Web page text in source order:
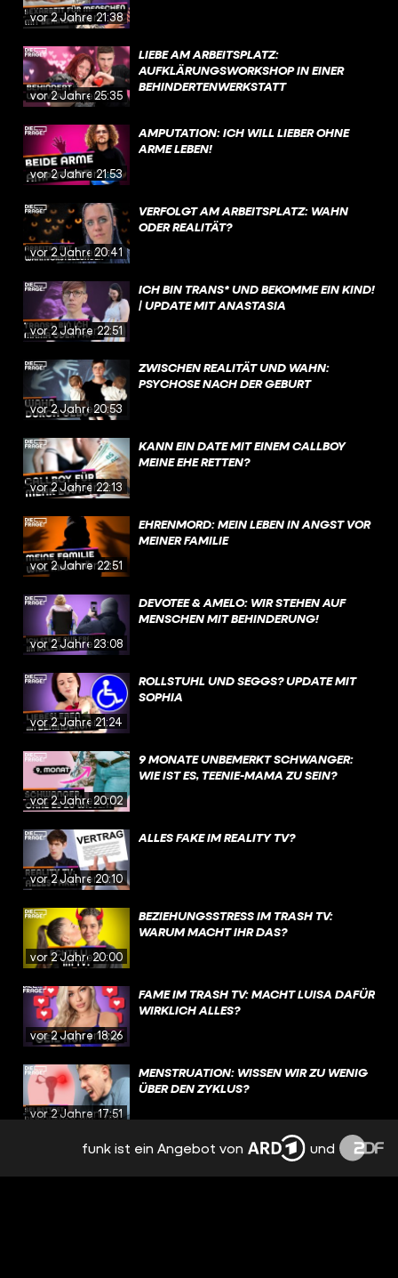
vor 2 Jahren21:38
vor 2 Jahren25:35
LIEBE AM ARBEITSPLATZ:
AUFKLÄRUNGSWORKSHOP IN EINER
BEHINDERTENWERKSTATT
vor 2 Jahren21:53
AMPUTATION: ICH WILL LIEBER OHNE
ARME LEBEN!
vor 2 Jahren20:41
VERFOLGT AM ARBEITSPLATZ: WAHN
ODER REALITÄT?
vor 2 Jahren22:51
ICH BIN TRANS* UND BEKOMME EIN KIND!
| UPDATE MIT ANASTASIA
vor 2 Jahren20:53
ZWISCHEN REALITÄT UND WAHN:
PSYCHOSE NACH DER GEBURT
vor 2 Jahren22:13
KANN EIN DATE MIT EINEM CALLBOY
MEINE EHE RETTEN?
vor 2 Jahren22:51
EHRENMORD: MEIN LEBEN IN ANGST VOR
MEINER FAMILIE
vor 2 Jahren23:08
DEVOTEE & AMELO: WIR STEHEN AUF
MENSCHEN MIT BEHINDERUNG!
vor 2 Jahren21:24
ROLLSTUHL UND SEGGS? UPDATE MIT
SOPHIA
vor 2 Jahren20:02
9 MONATE UNBEMERKT SCHWANGER:
WIE IST ES, TEENIE-MAMA ZU SEIN?
vor 2 Jahren20:10
ALLES FAKE IM REALITY TV?
vor 2 Jahren20:00
BEZIEHUNGSSTRESS IM TRASH TV:
WARUM MACHT IHR DAS?
vor 2 Jahren18:26
FAME IM TRASH TV: MACHT LUISA DAFÜR
WIRKLICH ALLES?
vor 2 Jahren17:51
MENSTRUATION: WISSEN WIR ZU WENIG
ÜBER DEN ZYKLUS?
EMOTIONEN, TRENNUNG,
NERVENZUSAMMENBRUCH: PMS
funk ist ein Angebot von und